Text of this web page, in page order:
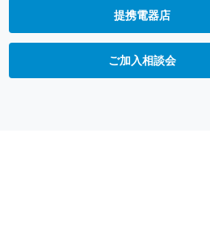
提携電器店
ご加入相談会